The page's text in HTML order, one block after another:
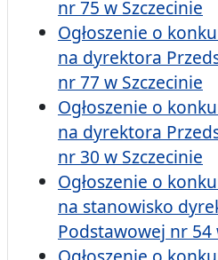
nr 75 w Szczecinie
Ogłoszenie o
na dyrektora
nr 77 w Szczecinie
Ogłoszenie o
na dyrektora
nr 30 w Szczecinie
Ogłoszenie o
na stanowisko
Podstawowej nr 54